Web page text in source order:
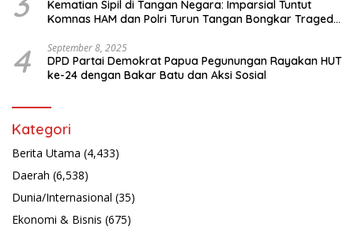
Kematian Sipil di Tangan Negara: Imparsial Tuntut
Komnas HAM dan Polri Turun Tangan Bongkar Tragedi
4 September 8, 2025
DPD Partai Demokrat Papua Pegunungan Rayakan HUT
ke-24 dengan Bakar Batu dan Aksi Sosial
Kategori
Berita Utama (4,433)
Daerah (6,538)
Dunia/Internasional (35)
Ekonomi & Bisnis (675)